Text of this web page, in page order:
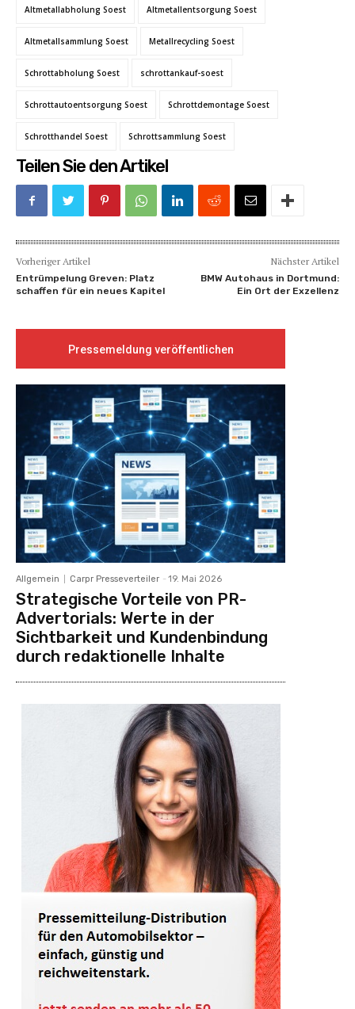
Altmetallabholung Soest Altmetallentsorgung Soest
Altmetallsammlung Soest Metallrecycling Soest
Schrottabholung Soest schrottankauf-soest
Schrottautoentsorgung Soest Schrottdemontage Soest
Schrotthandel Soest Schrottsammlung Soest
Teilen Sie den Artikel
Vorheriger Artikel
Entrümpelung Greven: Platz
schaffen für ein neues Kapitel
Nächster Artikel
BMW Autohaus in Dortmund:
Ein Ort der Exzellenz
Pressemeldung veröffentlichen
Allgemein Carpr Presseverteiler - 19. Mai 2026
Strategische Vorteile von PR-
Advertorials: Werte in der
Sichtbarkeit und Kundenbindung
durch redaktionelle Inhalte